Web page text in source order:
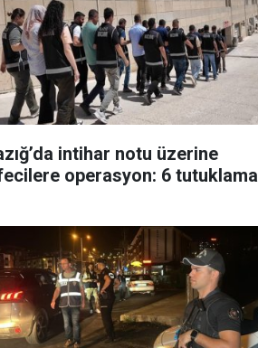
intihar notu üzerine
operasyon: 6 tutuklama